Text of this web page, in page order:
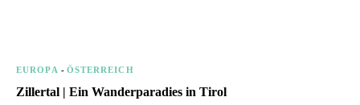
EUROPA - ÖSTERREICH
Zillertal | Ein Wanderparadies in Tirol